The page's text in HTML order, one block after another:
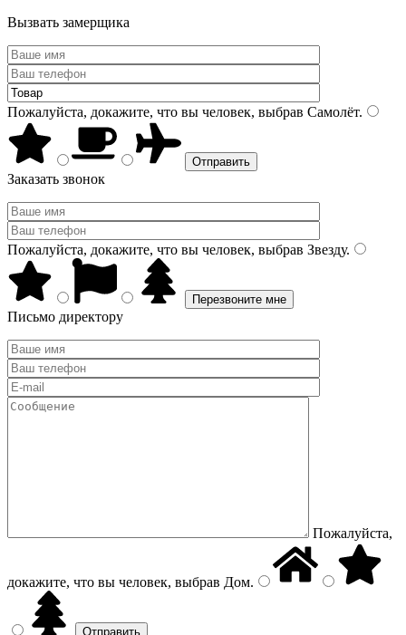
Вызвать замерщика
Пожалуйста, докажите, что вы человек, выбрав Самолёт.
Заказать звонок
Пожалуйста, докажите, что вы человек, выбрав Звезду.
Письмо директору
Пожалуйста,
докажите, что вы человек, выбрав Дом.